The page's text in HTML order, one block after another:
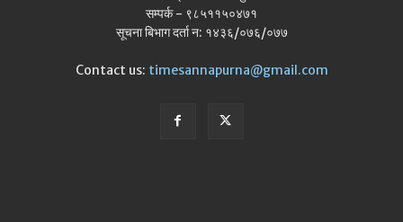
सम्पर्क - ९८५११५०४७१
सूचना बिभाग दर्ता न: १४३६/०७६/०७७
Contact us: timesannapurna@gmail.com